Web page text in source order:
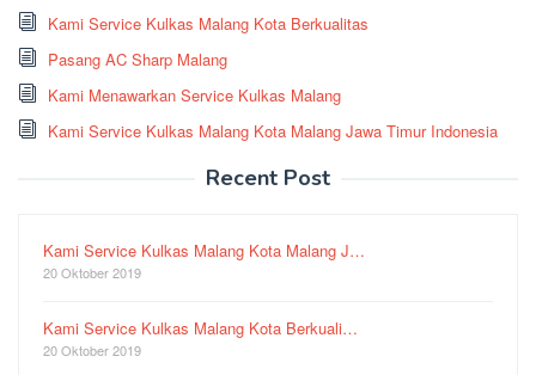
Kami Service Kulkas Malang Kota Berkualitas
Pasang AC Sharp Malang
Kami Menawarkan Service Kulkas Malang
Kami Service Kulkas Malang Kota Malang Jawa Timur Indonesia
Recent Post
Kami Service Kulkas Malang Kota Malang J…
20 Oktober 2019
Kami Service Kulkas Malang Kota Berkuali…
20 Oktober 2019